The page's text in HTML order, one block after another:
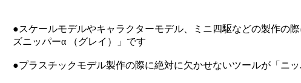
●スケールモデルやキャラクターモデル、ミニ四駆などの製作の
ズニッパーα （グレイ）」です
●プラスチックモデル製作の際に絶対に欠かせないツールが「ニ